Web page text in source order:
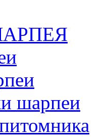
шарпеи